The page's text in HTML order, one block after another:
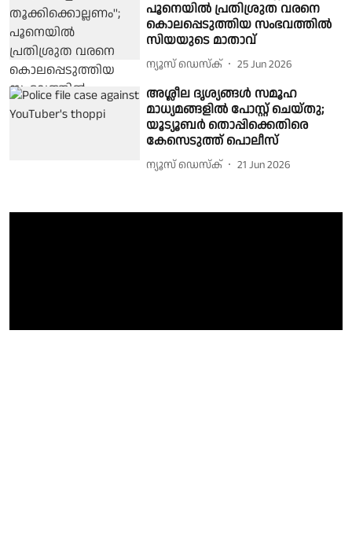
പൂനെയില്‍ പ്രതിശ്രുത വരനെ
കൊലപ്പെടുത്തിയ സംഭവത്തില്‍
സിയയുടെ മാതാവ്
ന്യൂസ് ഡെസ്ക് 25 Jun 2026
അശ്ലീല ദൃശ്യങ്ങൾ സമൂഹ
മാധ്യമങ്ങളിൽ പോസ്റ്റ്‌ ചെയ്തു;
യൂട്യൂബർ തൊപ്പിക്കെതിരെ
കേസെടുത്ത് പൊലീസ്
ന്യൂസ് ഡെസ്ക് 21 Jun 2026